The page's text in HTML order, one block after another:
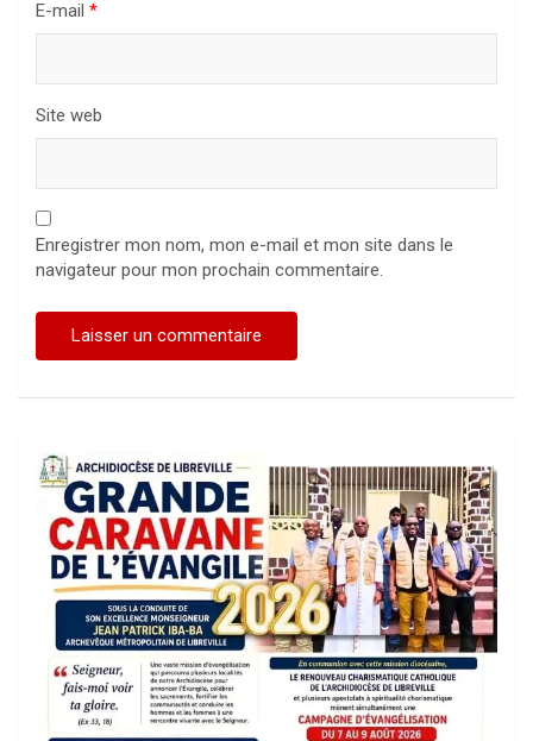
E-mail *
Site web
Enregistrer mon nom, mon e-mail et mon site dans le
navigateur pour mon prochain commentaire.